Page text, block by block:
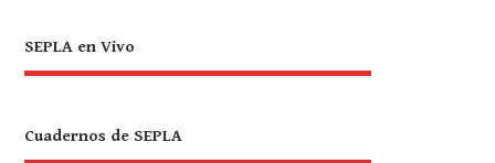
SEPLA en Vivo
Cuadernos de SEPLA